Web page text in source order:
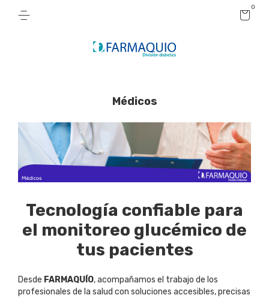
0
Médicos
Tecnología confiable para
el monitoreo glucémico de
tus pacientes
Desde FARMAQUÍO, acompañamos el trabajo de los
profesionales de la salud con soluciones accesibles, precisas